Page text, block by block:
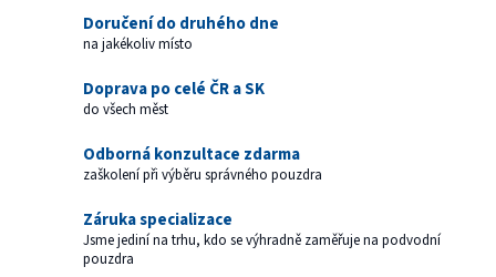
a
p
r
y
v
p
i
v
á
Doručení do druhého dne
na jakékoliv místo
Doprava po celé ČR a SK
do všech měst
Odborná konzultace zdarma
zaškolení při výběru správného pouzdra
Záruka specializace
Jsme jediní na trhu, kdo se výhradně zaměřuje na podvodní
pouzdra